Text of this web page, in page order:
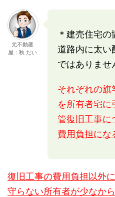
元不動産
屋：秋 だい
＊建売住宅
道路内に太い
ではありませ
それぞれの旗
を所有者宅
管復旧工事に
費用負担にな
復旧工事の費用負担以外
守らない所有者が少なか